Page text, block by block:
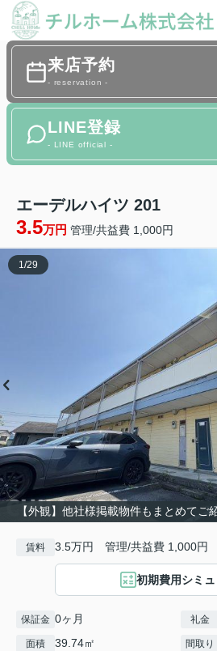
来店予約
- reservation -
LINE登録
- LINE official -
エーデルハイツ 201
3.5万円 管理/共益費 1,000円
【外観】他社様掲載物件もまとめて
1/29
賃料 3.5万円 管理/共益費 1,000円
初期費用シミ
保証金 0ヶ月 礼金
面積 39.74㎡ 間取り